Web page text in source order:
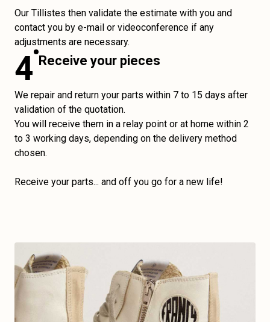
Our Tillistes then validate the estimate with you and
contact you by e-mail or videoconference if any
adjustments are necessary.
4 Receive your pieces
We repair and return your parts within 7 to 15 days after
validation of the quotation.
You will receive them in a relay point or at home within 2
to 3 working days, depending on the delivery method
chosen.
Receive your parts... and off you go for a new life!